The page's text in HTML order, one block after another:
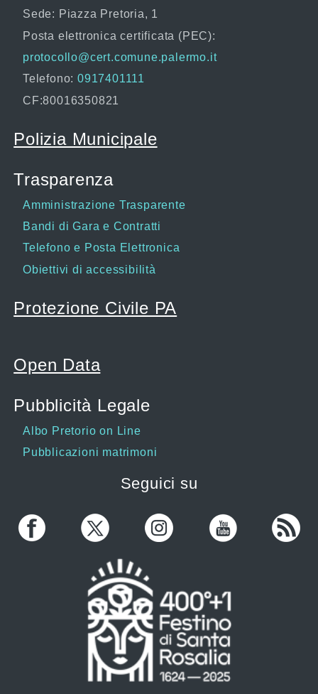
Sede: Piazza Pretoria, 1
Posta elettronica certificata (PEC):
protocollo@cert.comune.palermo.it
Telefono: 0917401111
CF:80016350821
Polizia Municipale
Trasparenza
Amministrazione Trasparente
Bandi di Gara e Contratti
Telefono e Posta Elettronica
Obiettivi di accessibilità
Protezione Civile PA
Open Data
Pubblicità Legale
Albo Pretorio on Line
Pubblicazioni matrimoni
Seguici su